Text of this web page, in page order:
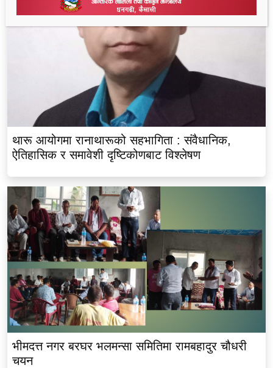
थारू आयोगमा रानाथारूको सहभागिता : संवैधानिक,
ऐतिहासिक र समावेशी दृष्टिकोणबाट विश्लेषण
भीमदत्त नगर बरघर भलमन्सा समितिमा रामबहादुर चौधरी
चयन